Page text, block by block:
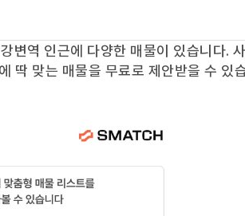
강변역 인근에 다양한 매물이 있습니다.
딱 맞는 매물을 무료로 제안받을 수 있